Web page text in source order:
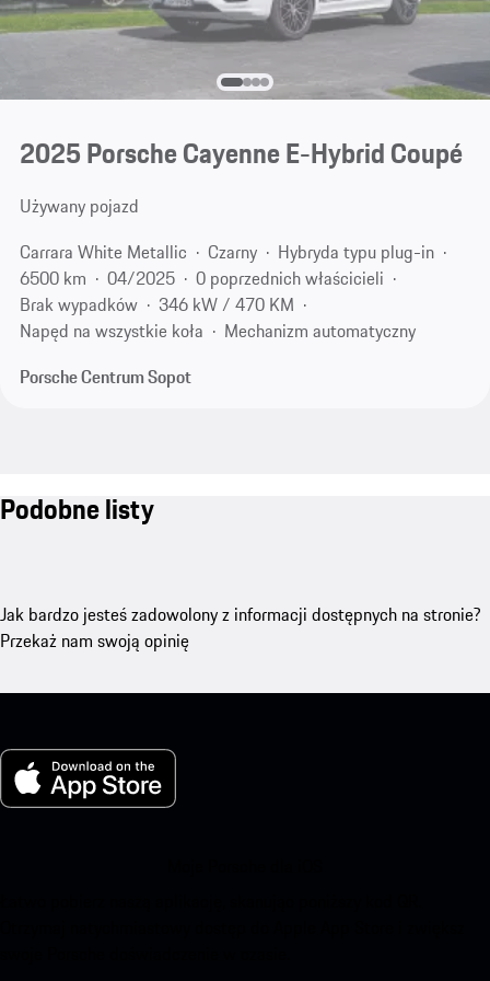
2025 Porsche Cayenne E-Hybrid Coupé
Używany pojazd
Carrara White Metallic
Czarny
Hybryda typu plug-in
6500 km
04/2025
0 poprzednich właścicieli
Brak wypadków
346 kW / 470 KM
Napęd na wszystkie koła
Mechanizm automatyczny
Porsche Centrum Sopot
Podobne listy
Jak bardzo jesteś zadowolony z informacji dostępnych na stronie?
Przekaż nam swoją opinię